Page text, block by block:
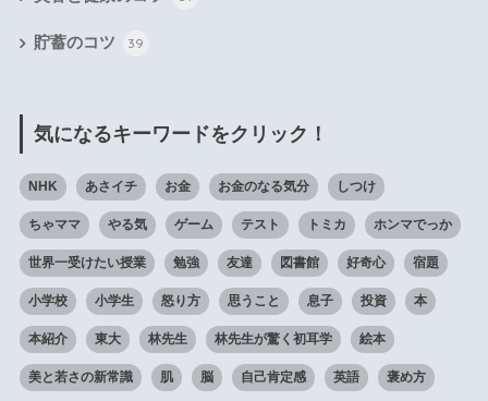
貯蓄のコツ 39
気になるキーワードをクリック！
NHK あさイチ お金 お金のなる気分 しつけ
ちゃママ やる気 ゲーム テスト トミカ ホンマでっか
世界一受けたい授業 勉強 友達 図書館 好奇心 宿題
小学校 小学生 怒り方 思うこと 息子 投資 本
本紹介 東大 林先生 林先生が驚く初耳学 絵本
美と若さの新常識 肌 脳 自己肯定感 英語 褒め方